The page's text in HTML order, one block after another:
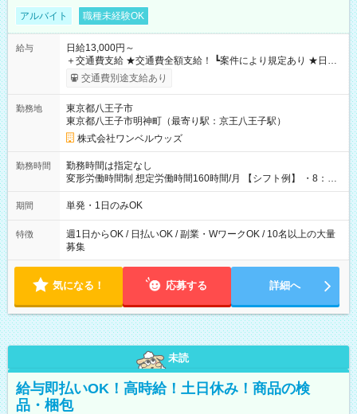
アルバイト 職種未経験OK
給与
日給13,000円～
＋交通費支給 ★交通費全額支給！ ┗案件により規定あり ★日払
いOK！（規定あり） ┗働いたその日に現金GET♪ お仕事後はコ
ンビニATMから 日払い分を引き落とせます！ 【試用期間】試
交通費別途支給あり
勤務地
東京都八王子市
東京都八王子市明神町（最寄り駅：京王八王子駅）
株式会社ワンベルウッズ
勤務時間
勤務時間は指定なし
変形労働時間制 想定労働時間160時間/月 【シフト例】 ・8：00
～21：00
期間 単発・1日のみOK
特徴
週1日からOK / 日払いOK / 副業・WワークOK / 10名以上の大量
募集
気になる！ 応募する 詳細へ
未読
給与即払いOK！高時給！土日休み！商品の検
品・梱包